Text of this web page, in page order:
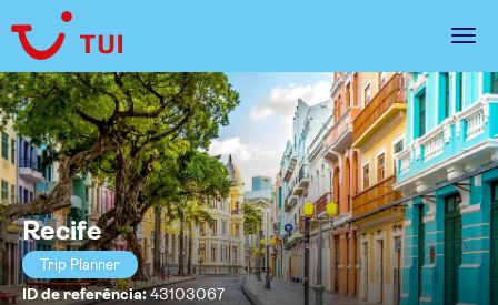
Recife
Trip Planner
ID de referência:43103067